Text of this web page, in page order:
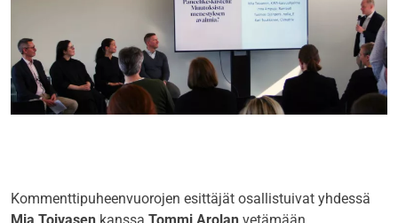
Kommenttipuheenvuorojen esittäjät osallistuivat yhdessä
Mia Toivasen kanssa Tommi Arolan vetämään